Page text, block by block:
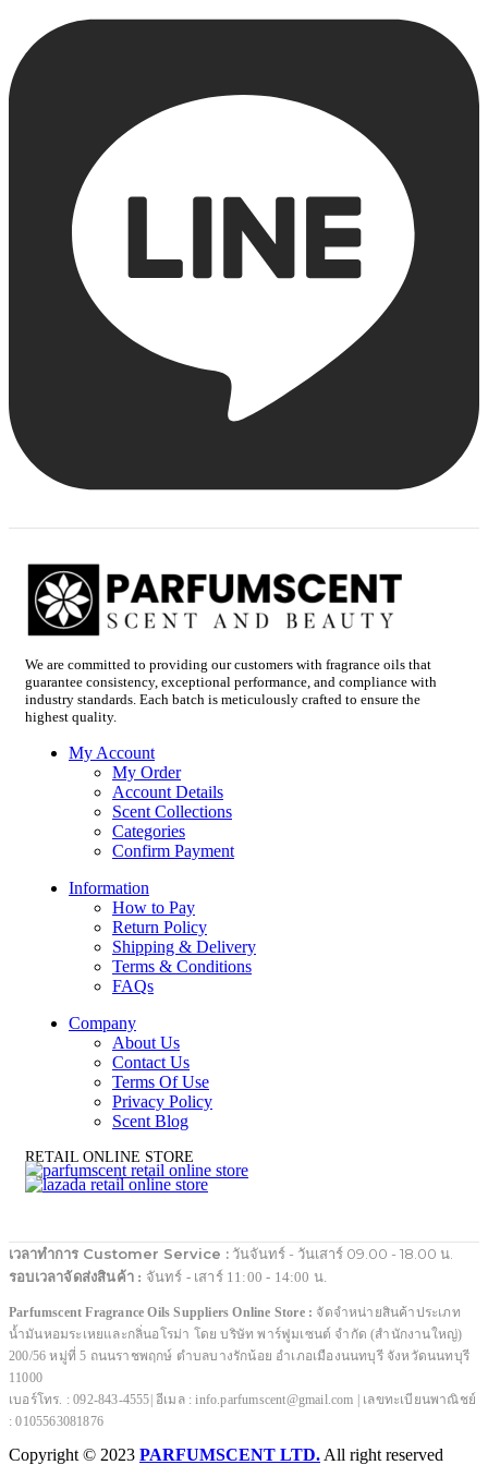
We are committed to providing our customers with fragrance oils that
guarantee consistency, exceptional performance, and compliance with
industry standards. Each batch is meticulously crafted to ensure the
highest quality.
My Account
My Order
Account Details
Scent Collections
Categories
Confirm Payment
Information
How to Pay
Return Policy
Shipping & Delivery
Terms & Conditions
FAQs
Company
About Us
Contact Us
Terms Of Use
Privacy Policy
Scent Blog
RETAIL ONLINE STORE
เวลาทำการ Customer Service : วันจันทร์ - วันเสาร์ 09.00 - 18.00 น.
รอบเวลาจัดส่งสินค้า : จันทร์ - เสาร์ 11:00 - 14:00 น.
Parfumscent Fragrance Oils Suppliers Online Store : จัดจำหน่ายสินค้าประเภท
น้ำมันหอมระเหยและกลิ่นอโรม่า โดย บริษัท พาร์ฟูมเซนต์ จำกัด (สำนักงานใหญ่)
200/56 หมู่ที่ 5 ถนนราชพฤกษ์ ตำบลบางรักน้อย อำเภอเมืองนนทบุรี จังหวัดนนทบุรี
11000
เบอร์โทร. : 092-843-4555| อีเมล : info.parfumscent@gmail.com | เลขทะเบียนพาณิชย์
: 0105563081876
Copyright © 2023 PARFUMSCENT LTD.All right reserved